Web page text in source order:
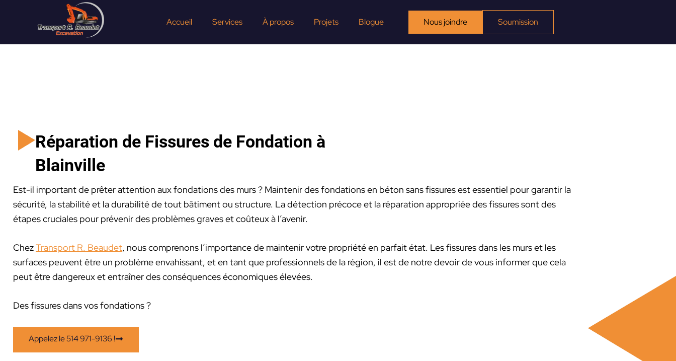
Accueil Services À propos Projets Blogue Nous joindre Soumission
Réparation de Fissures de Fondation à
Blainville
Est-il important de prêter attention aux fondations des murs ? Maintenir des fondations en béton sans fissures est essentiel pour garantir la
sécurité, la stabilité et la durabilité de tout bâtiment ou structure. La détection précoce et la réparation appropriée des fissures sont des
étapes cruciales pour prévenir des problèmes graves et coûteux à l’avenir.
ChezTransport R. Beaudet, nous comprenons l’importance de maintenir votre propriété en parfait état. Les fissures dans les murs et les
surfaces peuvent être un problème envahissant, et en tant que professionnels de la région, il est de notre devoir de vous informer que cela
peut être dangereux et entraîner des conséquences économiques élevées.
Des fissures dans vos fondations ?
Appelez le 514 971-9136 !